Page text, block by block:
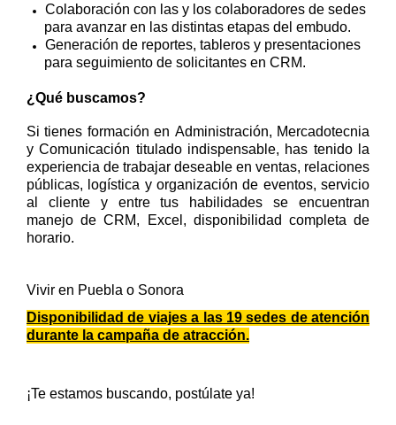
Colaboración con las y los colaboradores de sedes
para avanzar en las distintas etapas del embudo.
Generación de reportes, tableros y presentaciones
para seguimiento de solicitantes en CRM.
¿Qué buscamos?
Si tienes formación en Administración, Mercadotecnia
y Comunicación titulado indispensable, has tenido la
experiencia de trabajar deseable en ventas, relaciones
públicas, logística y organización de eventos, servicio
al cliente y entre tus habilidades se encuentran
manejo de CRM, Excel, disponibilidad completa de
horario.
Vivir en Puebla o Sonora
Disponibilidad de viajes a las 19 sedes de atención
durante la campaña de atracción.
¡Te estamos buscando, postúlate ya!